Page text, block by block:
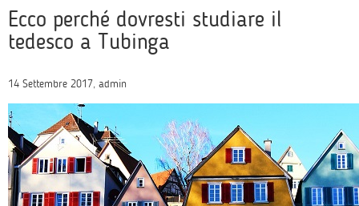
Ecco perché dovresti studiare il
tedesco a Tubinga
14 Settembre 2017, admin